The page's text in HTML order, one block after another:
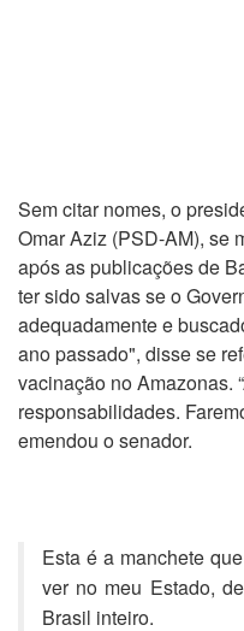
Sem citar nomes, o
Omar Aziz (PSD-AM), se
após as publicações de
ter sido salvas se o
adequadamente e
ano passado", disse se
vacinação no Amazonas.
responsabilidades.
emendou o senador.
Esta é a manchete
ver no meu Estado,
Brasil inteiro.